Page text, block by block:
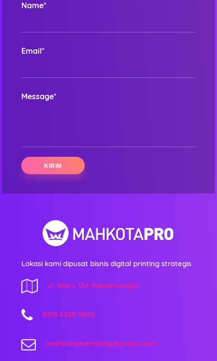
Name*
Email*
Message*
Lokasi kami dipusat bisnis digital printing strategis
Jl. Waru 17A Rawamangun
0813 8225 0692
mahkotadvertising@gmail.com